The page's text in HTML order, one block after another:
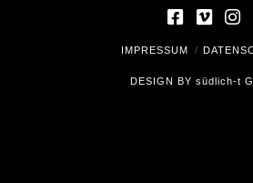
IMPRESSUM
DESIGN BY südlich-t